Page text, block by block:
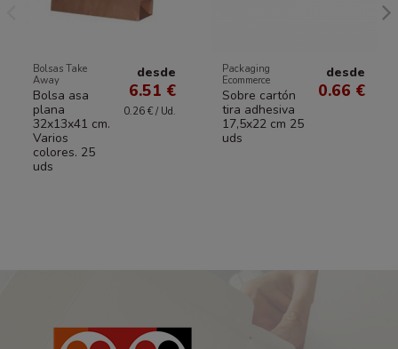
Bolsas Take
Away
Bolsa asa
plana
32x13x41 cm.
Varios
colores. 25
uds
desde
6.51 €
0.26 € / Ud.
Packaging
Ecommerce
Sobre cartón
tira adhesiva
17,5x22 cm 25
uds
desde
0.66 €